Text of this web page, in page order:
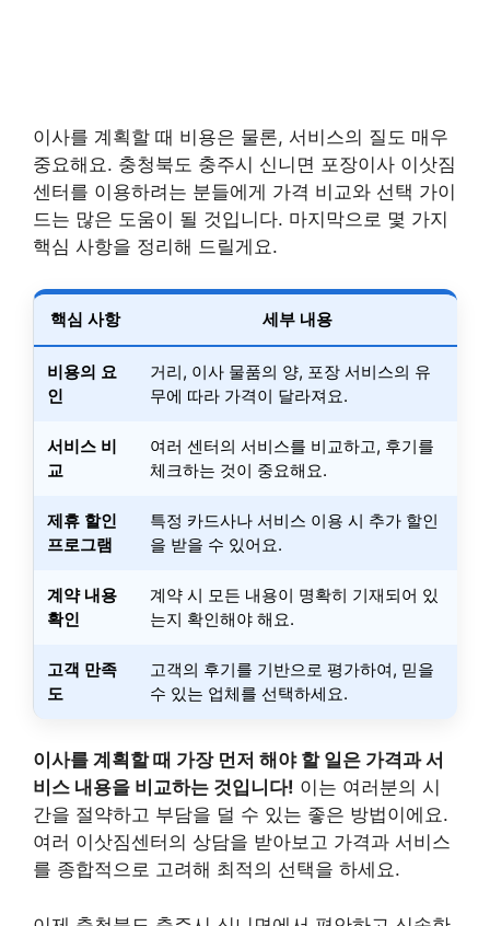
이사를 계획할 때 비용은 물론, 서비스의 질도 매우
중요해요. 충청북도 충주시 신니면 포장이사 이삿짐
센터를 이용하려는 분들에게 가격 비교와 선택 가이
드는 많은 도움이 될 것입니다. 마지막으로 몇 가지
핵심 사항을 정리해 드릴게요.
핵심 사항 세부 내용
비용의 요
인
거리, 이사 물품의 양, 포장 서비스의 유
무에 따라 가격이 달라져요.
서비스 비
교
여러 센터의 서비스를 비교하고, 후기를
체크하는 것이 중요해요.
제휴 할인
프로그램
특정 카드사나 서비스 이용 시 추가 할인
을 받을 수 있어요.
계약 내용
확인
계약 시 모든 내용이 명확히 기재되어 있
는지 확인해야 해요.
고객 만족
도
고객의 후기를 기반으로 평가하여, 믿을
수 있는 업체를 선택하세요.
이사를 계획할 때 가장 먼저 해야 할 일은 가격과 서
비스 내용을 비교하는 것입니다! 이는 여러분의 시
간을 절약하고 부담을 덜 수 있는 좋은 방법이에요.
여러 이삿짐센터의 상담을 받아보고 가격과 서비스
를 종합적으로 고려해 최적의 선택을 하세요.